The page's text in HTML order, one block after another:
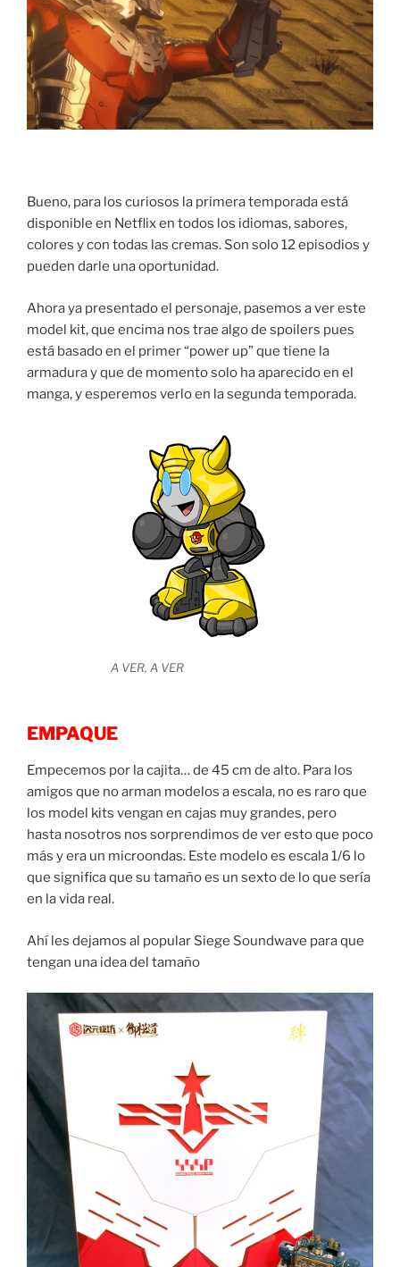
Bueno, para los curiosos la primera temporada está
disponible en Netflix en todos los idiomas, sabores,
colores y con todas las cremas. Son solo 12 episodios y
pueden darle una oportunidad.
Ahora ya presentado el personaje, pasemos a ver este
model kit, que encima nos trae algo de spoilers pues
está basado en el primer “power up” que tiene la
armadura y que de momento solo ha aparecido en el
manga, y esperemos verlo en la segunda temporada.
A VER, A VER
EMPAQUE
Empecemos por la cajita… de 45 cm de alto. Para los
amigos que no arman modelos a escala, no es raro que
los model kits vengan en cajas muy grandes, pero
hasta nosotros nos sorprendimos de ver esto que poco
más y era un microondas. Este modelo es escala 1/6 lo
que significa que su tamaño es un sexto de lo que sería
en la vida real.
Ahí les dejamos al popular Siege Soundwave para que
tengan una idea del tamaño